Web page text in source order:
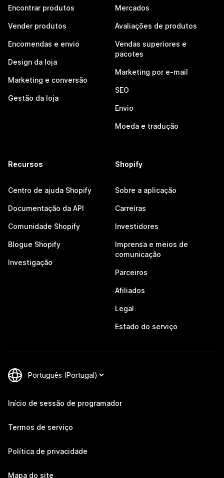
Encontrar produtos
Vender produtos
Encomendas e envio
Design da loja
Marketing e conversão
Gestão da loja
Mercados
Avaliações de produtos
Vendas superiores e
pacotes
Marketing por e-mail
SEO
Envio
Moeda e tradução
Recursos
Centro de ajuda Shopify
Documentação da API
Comunidade Shopify
Blogue Shopify
Investigação
Shopify
Sobre a aplicação
Carreiras
Investidores
Imprensa e meios de
comunicação
Parceiros
Afiliados
Legal
Estado do serviço
Início de sessão de programador
Termos de serviço
Política de privacidade
Mapa do site